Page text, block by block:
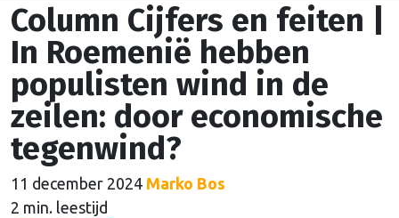
Column Cijfers en feiten |
In Roemenië hebben
populisten wind in de
zeilen: door economische
tegenwind?
11 december 2024 Marko Bos
2 min. leestijd